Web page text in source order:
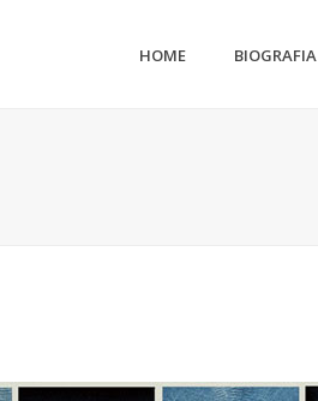
HOME BIOGRAFIA